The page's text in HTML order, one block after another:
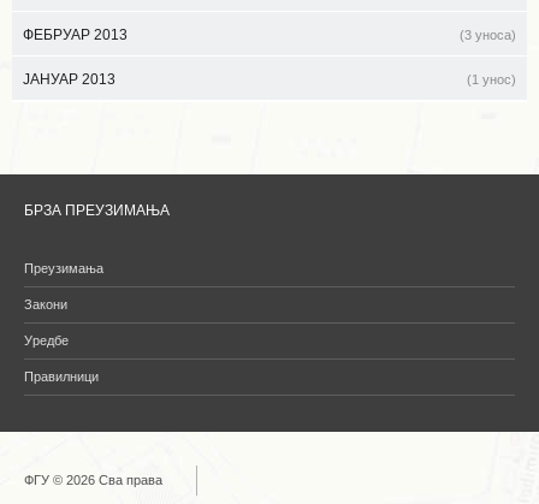
ФЕБРУАР 2013 (3 уноса)
ЈАНУАР 2013 (1 унос)
БРЗА ПРЕУЗИМАЊА
Преузимања
Закони
Уредбе
Правилници
ФГУ © 2026 Сва права